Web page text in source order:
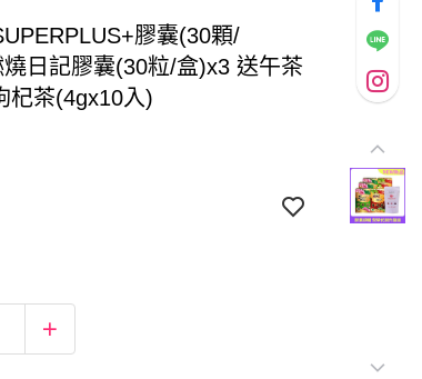
膠囊(30顆/
日記膠囊(30粒/盒)x3 送午茶
杞茶(4gx10入)